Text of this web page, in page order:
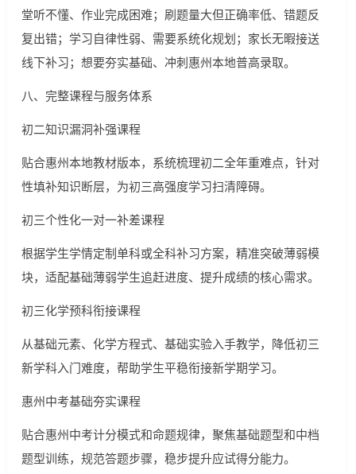
堂听不懂、作业完成困难；刷题量大但正确率低、错题反
复出错；学习自律性弱、需要系统化规划；家长无暇接送
线下补习；想要夯实基础、冲刺惠州本地普高录取。
八、完整课程与服务体系
初二知识漏洞补强课程
贴合惠州本地教材版本，系统梳理初二全年重难点，针对
性填补知识断层，为初三高强度学习扫清障碍。
初三个性化一对一补差课程
根据学生学情定制单科或全科补习方案，精准突破薄弱模
块，适配基础薄弱学生追赶进度、提升成绩的核心需求。
初三化学预科衔接课程
从基础元素、化学方程式、基础实验入手教学，降低初三
新学科入门难度，帮助学生平稳衔接新学期学习。
惠州中考基础夯实课程
贴合惠州中考计分模式和命题规律，聚焦基础题型和中档
题型训练，规范答题步骤，稳步提升应试得分能力。